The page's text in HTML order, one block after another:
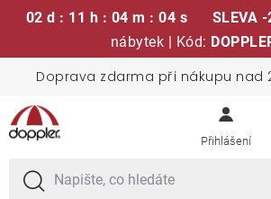
02 d : 11 h : 04 m : 04 s SLEVA -
nábytek | Kód:
obsah
Doprava zdarma při nákupu nad
Sedací soupravy
Slunečníky
Křesla a židle